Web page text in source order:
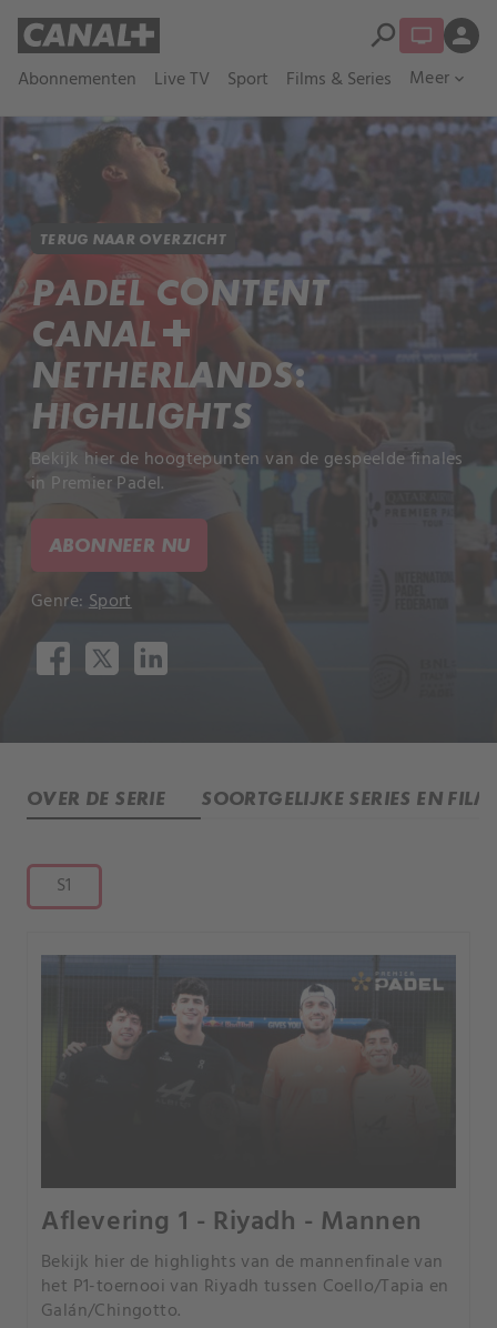
Abonnementen Live TV Sport Films & Series Meer expand_more
search person
TERUG NAAR OVERZICHT
PADEL CONTENT
CANAL+
NETHERLANDS:
HIGHLIGHTS
Bekijk hier de hoogtepunten van de gespeelde finales
in Premier Padel.
ABONNEER NU
Genre: Sport
OVER DE SERIE SOORTGELIJKE SERIES EN
S1
Aflevering 1 - Riyadh - Mannen
Bekijk hier de highlights van de mannenfinale van
het P1-toernooi van Riyadh tussen Coello/Tapia en
Galán/Chingotto.